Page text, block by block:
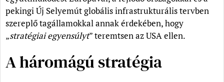
pekingi Új Selyemút globális infrastrukturális tervben
szereplő tagállamokkal annak érdekében, hogy
„stratégiai egyensúlyt” teremtsen az USA ellen.
A háromágú stratégia